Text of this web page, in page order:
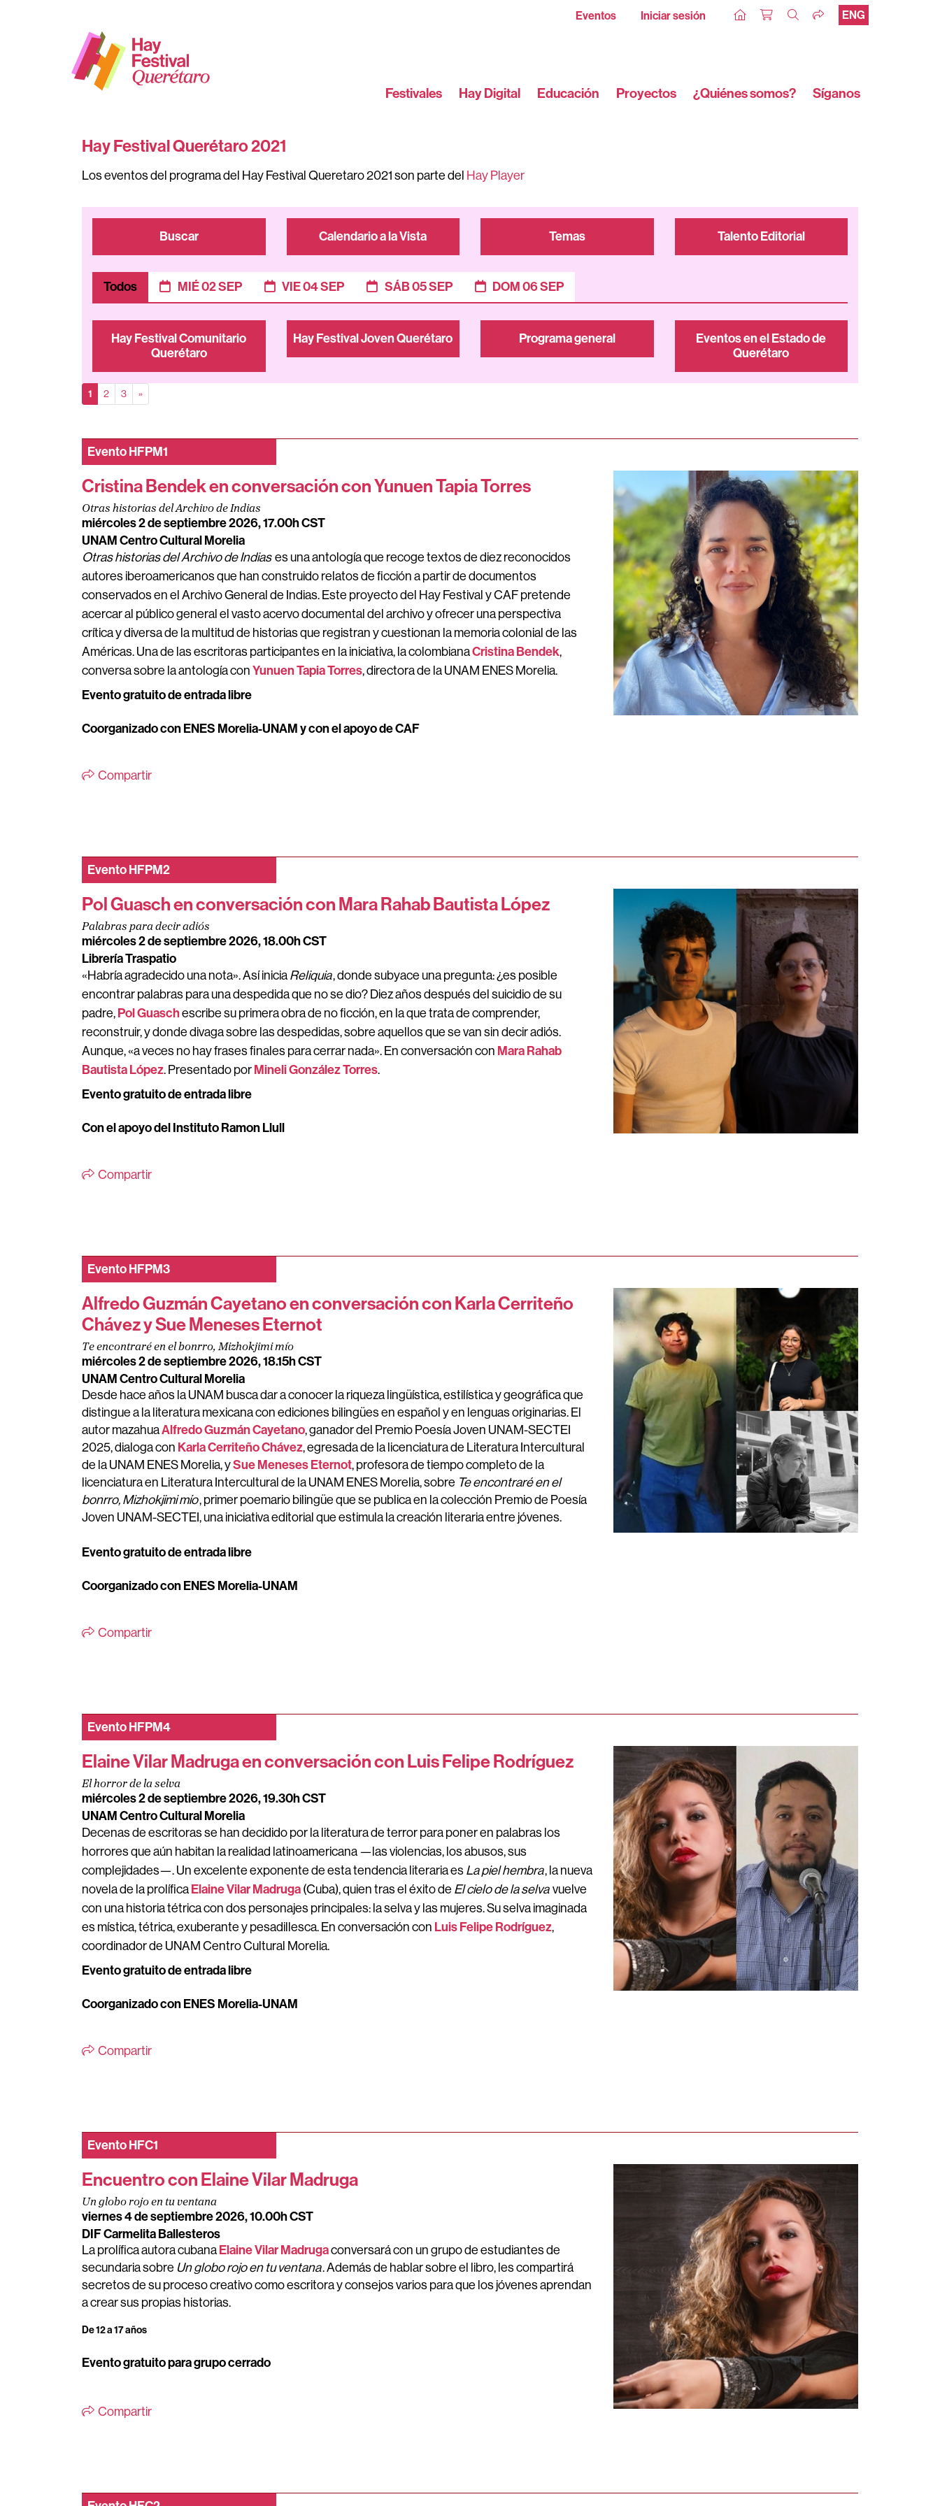
Eventos Iniciar sesión ENG
Festivales Hay Digital Educación Proyectos ¿Quiénes somos? Síganos
Hay Festival Querétaro 2021
Los eventos del programa del Hay Festival Queretaro 2021 son parte del Hay Player
Buscar Calendario a la Vista Temas Talento Editorial
Todos MIÉ 02 SEP VIE 04 SEP SÁB 05 SEP DOM 06 SEP
Hay Festival Comunitario
Querétaro
Hay Festival Joven Querétaro Programa general
Eventos en el Estado de
Querétaro
1(actual)
2 3 »siguiente página
EventoHFPM1
Cristina Bendek en conversación con Yunuen Tapia Torres
Otras historias del Archivo de Indias
miércoles 2 de septiembre 2026, 17.00h CST
UNAM Centro Cultural Morelia
Otras historias del Archivo de Indias es una antología que recoge textos de diez reconocidos
autores iberoamericanos que han construido relatos de ficción a partir de documentos
conservados en el Archivo General de Indias. Este proyecto del Hay Festival y CAF pretende
acercar al público general el vasto acervo documental del archivoy ofrecer una perspectiva
crítica y diversa de la multitud de historias que registran y cuestionan la memoria colonial de las
Américas. Una de las escritoras participantes en la iniciativa, la colombianaCristina Bendek,
conversa sobre la antología con Yunuen Tapia Torres, directora de la UNAM ENES Morelia.
Evento gratuito de entrada libre
Coorganizado con ENES Morelia-UNAM y con el apoyo de CAF
Compartir
EventoHFPM2
Pol Guasch en conversación con Mara Rahab Bautista López
Palabras para decir adiós
miércoles 2 de septiembre 2026, 18.00h CST
Librería Traspatio
«Habría agradecido una nota». Así inicia Reliquia,donde subyace una pregunta: ¿es posible
encontrar palabras para una despedida que no se dio? Diez años después del suicidio de su
padre, Pol Guaschescribe su primera obra de no ficción, en la que trata de comprender,
reconstruir, y donde divaga sobre las despedidas, sobre aquellos que se van sin decir adiós.
Aunque,«a veces no hay frases finales para cerrar nada». En conversación con Mara Rahab
Bautista López. Presentado por Mineli González Torres.
Evento gratuito de entrada libre
Con el apoyo del Instituto Ramon Llull
Compartir
EventoHFPM3
Alfredo Guzmán Cayetano en conversación con Karla Cerriteño
Chávez y Sue Meneses Eternot
Te encontraré en el bonrro, Mizhokjimi mío
miércoles 2 de septiembre 2026, 18.15h CST
UNAM Centro Cultural Morelia
Desde hace años la UNAM buscadar a conocer la riqueza lingüística, estilística y geográfica que
distingue a la literatura mexicana con ediciones bilingües en español y en lenguas originarias. El
autor mazahuaAlfredo Guzmán Cayetano, ganador del Premio Poesía Joven UNAM-SECTEI
2025,dialoga con Karla Cerriteño Chávez, egresada de la licenciatura de Literatura Intercultural
de la UNAM ENES Morelia, ySue Meneses Eternot, profesora de tiempo completo de la
licenciatura en Literatura Intercultural de la UNAM ENES Morelia, sobre Te encontraré en el
bonrro, Mizhokjimi mío, primer poemario bilingüe que se publica en la colección Premio de Poesía
Joven UNAM-SECTEI, una iniciativa editorial que estimula la creación literaria entre jóvenes.
Evento gratuito de entrada libre
Coorganizado con ENES Morelia-UNAM
Compartir
EventoHFPM4
Elaine Vilar Madruga en conversación con Luis Felipe Rodríguez
El horror de la selva
miércoles 2 de septiembre 2026, 19.30h CST
UNAM Centro Cultural Morelia
Decenas de escritoras se han decidido por la literatura de terror para poner en palabras los
horrores que aún habitan la realidad latinoamericana —las violencias, los abusos, sus
complejidades—. Un excelente exponente de esta tendencia literaria es La piel hembra, la nueva
novela de la prolífica Elaine Vilar Madruga (Cuba), quien tras el éxito de El cielo de la selva vuelve
con una historia tétrica con dos personajes principales: la selva y las mujeres. Su selva imaginada
es mística, tétrica, exuberante y pesadillesca. En conversación con Luis Felipe Rodríguez,
coordinador de UNAM Centro Cultural Morelia.
Evento gratuito de entrada libre
Coorganizado con ENES Morelia-UNAM
Compartir
EventoHFC1
Encuentro con Elaine Vilar Madruga
Un globo rojo en tu ventana
viernes 4 de septiembre 2026, 10.00h CST
DIF Carmelita Ballesteros
La prolífica autora cubana Elaine Vilar Madrugaconversará con un grupo de estudiantes de
secundaria sobre Un globo rojo en tu ventana. Además de hablar sobre el libro, les compartirá
secretos de su proceso creativo como escritora y consejos varios para que los jóvenes aprendan
a crear sus propias historias.
De 12 a 17 años
Evento gratuito para grupo cerrado
Compartir